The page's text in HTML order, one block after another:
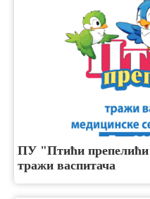
ПУ "Птићи
тражи васпитача